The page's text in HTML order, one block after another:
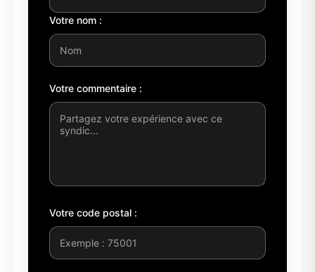
Votre nom :
Votre commentaire :
Votre code postal :